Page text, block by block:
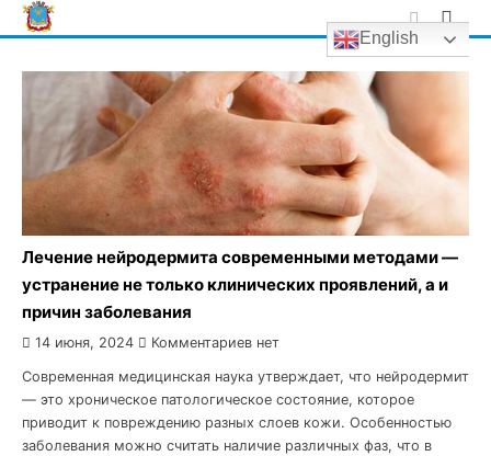
Skip
to
Лечение нейродермита современными методами —
устранение не только клинических проявлений, а и
причин заболевания
14 июня, 2024 Комментариев нет
Современная медицинская наука утверждает, что нейродермит
— это хроническое патологическое состояние, которое
приводит к повреждению разных слоев кожи. Особенностью
заболевания можно считать наличие различных фаз, что в
English